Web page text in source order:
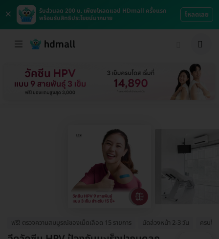
×
รับส่วนลด 200 บ. เพียงโหลดแอป HDmall ครั้งแรก
พร้อมรับสิทธิประโยชน์มากมาย
โหลดเลย
ฟรี! ตรวจความสมบูรณ์ของเม็ดเลือด 15 รายการ นัดล่วงหน้า 2-3 วัน ครบโ